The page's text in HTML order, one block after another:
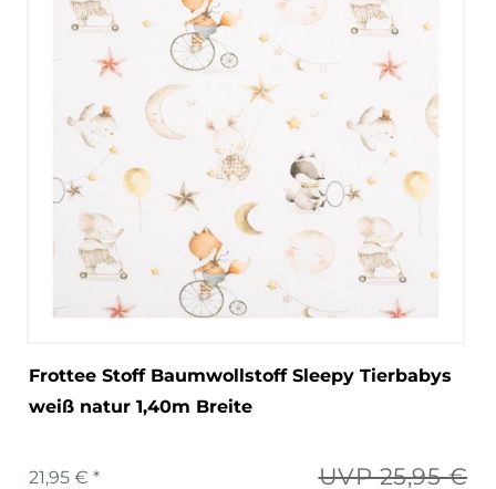
Frottee Stoff Baumwollstoff Sleepy Tierbabys
weiß natur 1,40m Breite
UVP 25,95 €
21,95 € *